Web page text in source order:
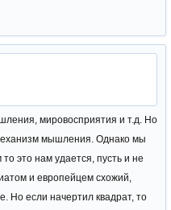
мировосприятия и т.д. Но
мышления. Однако мы
это нам удается, пусть и не
и европейцем схожий,
Но если начертил квадрат, то